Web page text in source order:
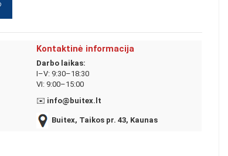
Kontaktinė informacija
Darbo laikas:
I–V: 9:30–18:30
VI: 9:00–15:00
✉️ info@buitex.lt
Buitex, Taikos pr. 43, Kaunas